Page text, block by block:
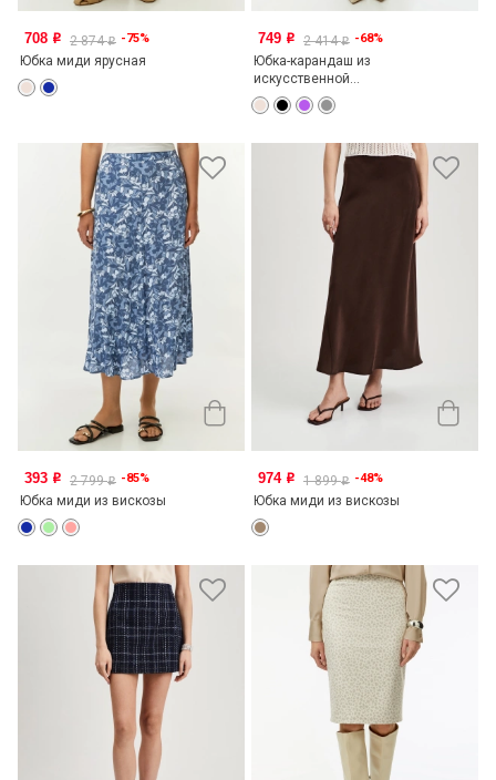
708 o 2 874o -75%
Юбка миди ярусная
749 o 2 414o -68%
Юбка-карандаш из
искусственной...
393 o 2 799o -85%
Юбка миди из вискозы
974 o 1 899o -48%
Юбка миди из вискозы